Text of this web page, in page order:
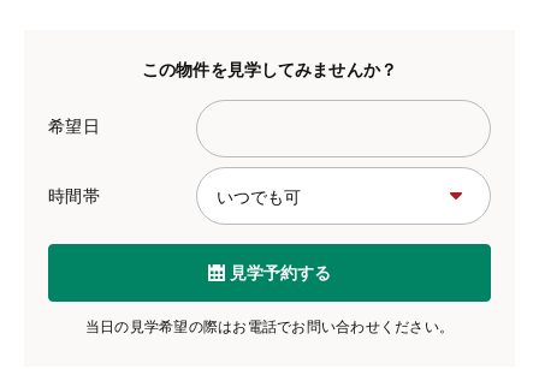
この物件を見学してみませんか？
希望日
時間帯
見学予約する
当日の見学希望の際はお電話でお問い合わせください。